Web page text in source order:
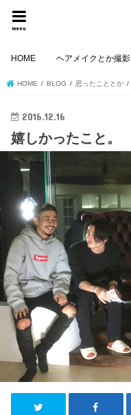
menu
HOME ヘアメイクとか撮影
HOME BLOG 思ったこととか
2016.12.16
嬉しかったこと。